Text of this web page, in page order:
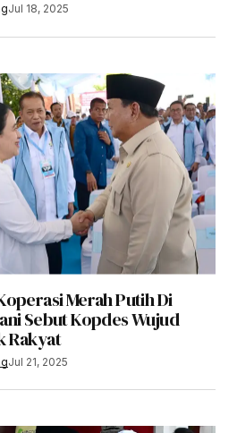
Jul 18, 2025
Merah Putih Di
Sebut Kopdes Wujud
Rakyat
Jul 21, 2025